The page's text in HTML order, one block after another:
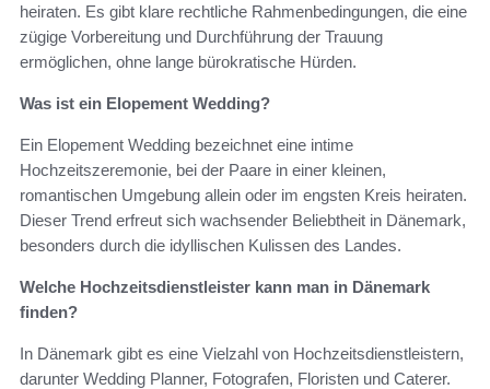
heiraten. Es gibt klare rechtliche Rahmenbedingungen, die eine
zügige Vorbereitung und Durchführung der Trauung
ermöglichen, ohne lange bürokratische Hürden.
Was ist ein Elopement Wedding?
Ein Elopement Wedding bezeichnet eine intime
Hochzeitszeremonie, bei der Paare in einer kleinen,
romantischen Umgebung allein oder im engsten Kreis heiraten.
Dieser Trend erfreut sich wachsender Beliebtheit in Dänemark,
besonders durch die idyllischen Kulissen des Landes.
Welche Hochzeitsdienstleister kann man in Dänemark
finden?
In Dänemark gibt es eine Vielzahl von Hochzeitsdienstleistern,
darunter Wedding Planner, Fotografen, Floristen und Caterer.